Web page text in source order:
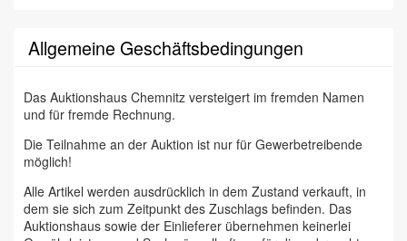
Allgemeine Geschäftsbedingungen
Das Auktionshaus Chemnitz versteigert im fremden Namen
und für fremde Rechnung.
Die Teilnahme an der Auktion ist nur für Gewerbetreibende
möglich!
Alle Artikel werden ausdrücklich in dem Zustand verkauft, in
dem sie sich zum Zeitpunkt des Zuschlags befinden. Das
Auktionshaus sowie der Einlieferer übernehmen keinerlei